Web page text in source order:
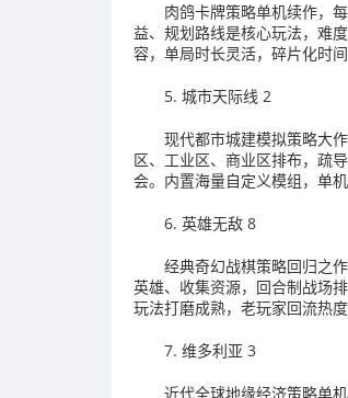
肉鸽卡牌策略单机续作，
益、规划路线是核心玩法，难
容，单局时长灵活，碎片化时
5. 城市天际线 2
现代都市城建模拟策略大
区、工业区、商业区排布，疏
会。内置海量自定义模组，单
6. 英雄无敌 8
经典奇幻战棋策略回归之
英雄、收集资源，回合制战场
玩法打磨成熟，老玩家回流热度
7. 维多利亚 3
近代全球地缘经济策略单